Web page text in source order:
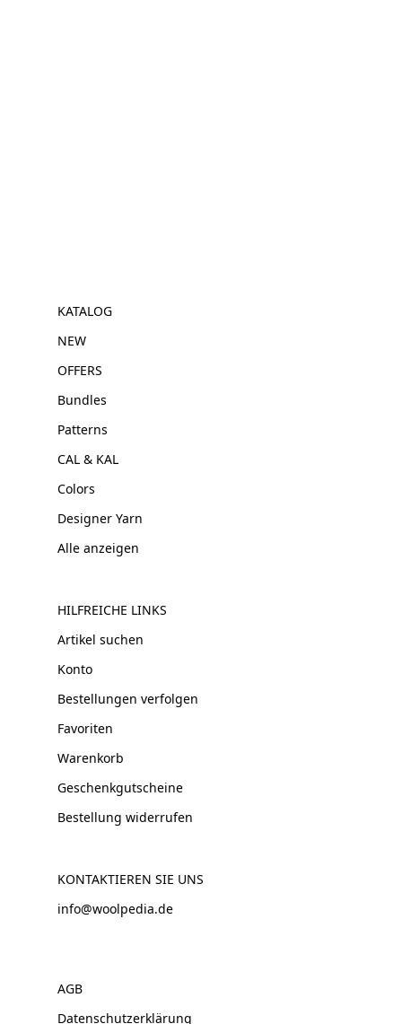
KATALOG
NEW
OFFERS
Bundles
Patterns
CAL & KAL
Colors
Designer Yarn
Alle anzeigen
HILFREICHE LINKS
Artikel suchen
Konto
Bestellungen verfolgen
Favoriten
Warenkorb
Geschenkgutscheine
Bestellung widerrufen
KONTAKTIEREN SIE UNS
info@woolpedia.de
AGB
Datenschutzerklärung